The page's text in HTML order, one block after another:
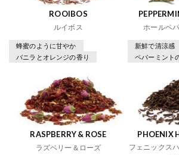
ROOIBOS
ルイボス
蜂蜜のように甘やか
バニラとオレンジの香り
ホールペ
新鮮で清涼感
ペパーミント
RASPBERRY & ROSE
ラズベリー＆ローズ
PHOENIX
フェニックス